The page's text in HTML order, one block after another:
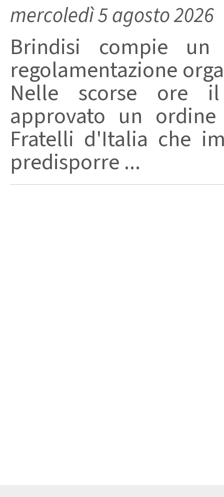
mercoledì 5 agosto 2026
Brindisi compie
regolamentazione
Nelle scorse ore
approvato un
Fratelli d'Italia che
predisporre ...